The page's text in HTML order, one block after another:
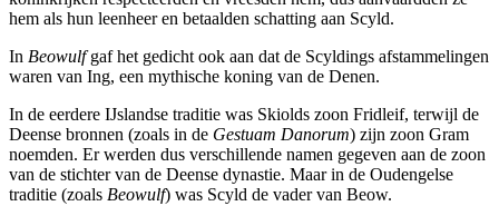
hem als hun leenheer en betaalden schatting aan Scyld.
In Beowulfgaf het gedicht ook aan dat de Scyldings afstammelingen
waren van Ing, een mythische koning van de Denen.
In de eerdere IJslandse traditie was Skiolds zoon Fridleif, terwijl de
Deense bronnen (zoals in de Gestuam Danorum) zijn zoon Gram
noemden. Er werden dus verschillende namen gegeven aan de zoon
van de stichter van de Deense dynastie. Maar in de Oudengelse
traditie (zoals Beowulf) was Scyld de vader van Beow.